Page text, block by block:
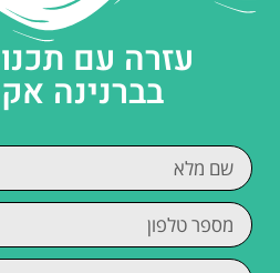
עזרה עם
בברנינה